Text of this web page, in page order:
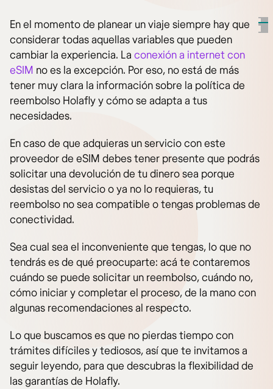
En el momento de planear un viaje siempre hay que
considerar todas aquellas variables que pueden
cambiar la experiencia. La conexión a internet con
eSIM no es la excepción. Por eso, no está de más
tener muy clara la información sobre la política de
reembolso Holafly y cómo se adapta a tus
necesidades.
En caso de que adquieras un servicio con este
proveedor de eSIM debes tener presente que podrás
solicitar una devolución de tu dinero sea porque
desistas del servicio o ya no lo requieras, tu
reembolso no sea compatible o tengas problemas de
conectividad.
Sea cual sea el inconveniente que tengas, lo que no
tendrás es de qué preocuparte: acá te contaremos
cuándo se puede solicitar un reembolso, cuándo no,
cómo iniciar y completar el proceso, de la mano con
algunas recomendaciones al respecto.
Lo que buscamos es que no pierdas tiempo con
trámites difíciles y tediosos, así que te invitamos a
seguir leyendo, para que descubras la flexibilidad de
las garantías de Holafly.